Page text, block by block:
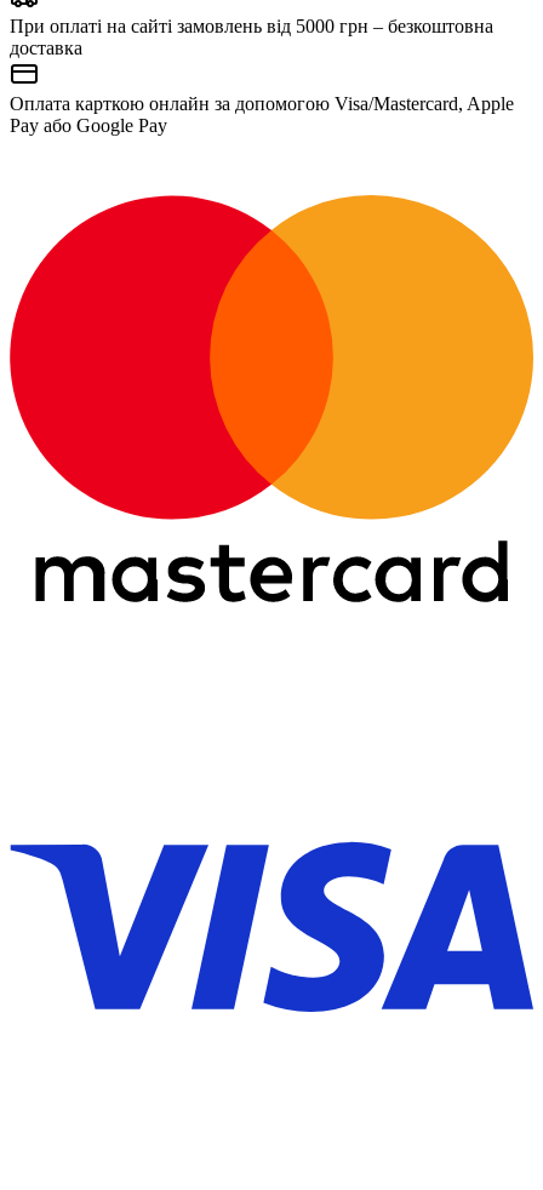
При оплаті на сайті замовлень від 5000 грн – безкоштовна
доставка
Оплата карткою онлайн за допомогою Visa/Mastercard, Apple
Pay або Google Pay